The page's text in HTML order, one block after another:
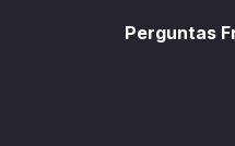
Perguntas